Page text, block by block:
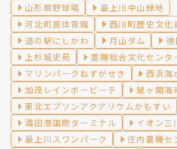
山形県野球場
最上川中山緑地
河北町民体育館
西川町歴史文化
道の駅にしかわ
月山ダム
上杉城史苑
置賜総合文化センタ
マリンパークねずがせき
西浜海
加茂レインボービーチ
鼠ヶ関海
東北エプソンアクアリウムかもすい
酒田港国際ターミナル
イオン三
最上川スワンパーク
庄内農機セ